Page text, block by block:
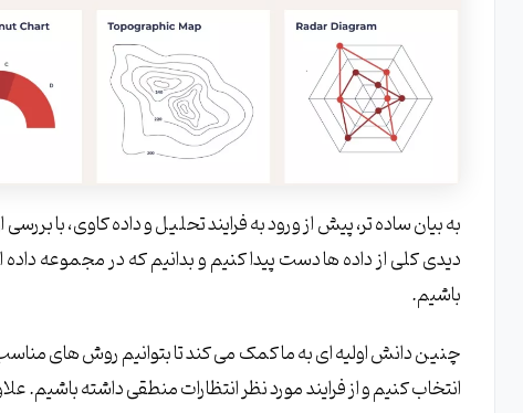
به بیان ساده تر، پیش از ورود به فرایند تحلیل و داده کاوی، با
دیدی کلی از داده ها دست پیدا کنیم و بدانیم که در مجموعه داده
باشیم.
چنین دانش اولیه ای به ما کمک می کند تا بتوانیم روش های
انتخاب کنیم و از فرایند مورد نظر انتظارات منطقی داشته باشیم.